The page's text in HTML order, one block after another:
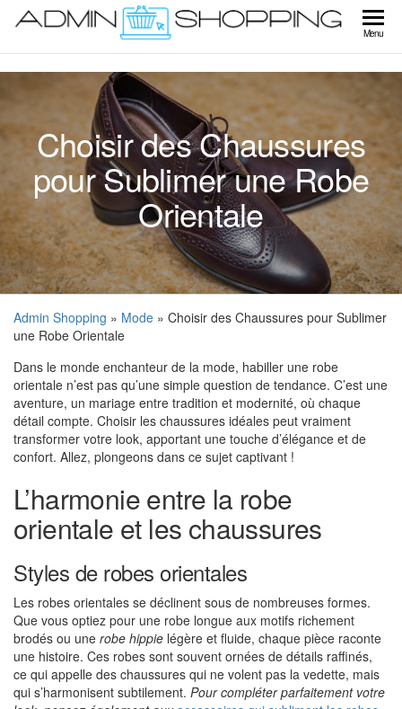
Menu
Choisir des Chaussures
pour Sublimer une Robe
Orientale
Admin Shopping » Mode » Choisir des Chaussures pour Sublimer
une Robe Orientale
Dans le monde enchanteur de la mode, habiller une robe
orientale n’est pas qu’une simple question de tendance. C’est une
aventure, un mariage entre tradition et modernité, où chaque
détail compte. Choisir les chaussures idéales peut vraiment
transformer votre look, apportant une touche d’élégance et de
confort. Allez, plongeons dans ce sujet captivant !
L’harmonie entre la robe
orientale et les chaussures
Styles de robes orientales
Les robes orientales se déclinent sous de nombreuses formes.
Que vous optiez pour une robe longue aux motifs richement
brodés ou une robe hippie légère et fluide, chaque pièce raconte
une histoire. Ces robes sont souvent ornées de détails raffinés,
ce qui appelle des chaussures qui ne volent pas la vedette, mais
qui s’harmonisent subtilement. Pour compléter parfaitement votre